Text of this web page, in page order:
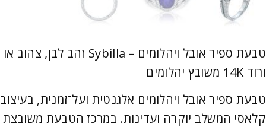
טבעת ספיר אובל ויהלומים – Sybilla זהב לבן, צהוב או
ורוד 14K משובץ יהלומים
טבעת ספיר אובל ויהלומים אלגנטית ועל־זמנית, בעיצוב
קלאסי המשלב יוקרה ועדינות. במרכז הטבעת משובצת